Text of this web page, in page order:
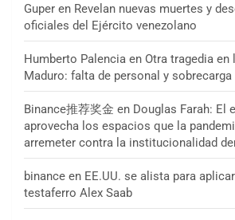
Guper en Revelan nuevas muertes y
oficiales del Ejército venezolano
Humberto Palencia en Otra tragedia
Maduro: falta de personal y
Binance推荐奖金 en Douglas Farah: El
aprovecha los espacios que la
arremeter contra la institucionalidad
binance en EE.UU. se alista para
testaferro Alex Saab